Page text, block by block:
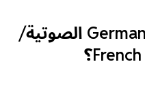
كيفية ترجمة ملفات German الصوتية/